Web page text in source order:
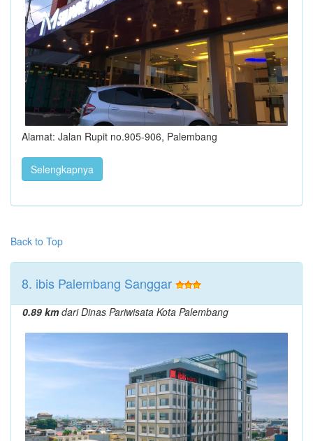
Alamat: Jalan Rupit no.905-906, Palembang
Selengkapnya
Back to Top
8. ibis Palembang Sanggar
0.89 kmdari Dinas Pariwisata Kota Palembang